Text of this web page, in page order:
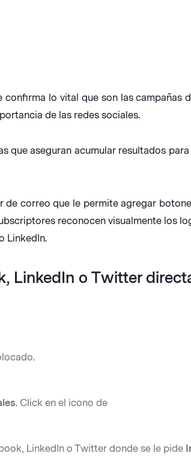
lo vital que son las campañas
de las redes sociales.
que aseguran acumular resultados
de correo que le permite agregar
reconocen visualmente los
LinkedIn.
LinkedIn o Twitter
. Click en el icono de
LinkedIn o Twitter donde se le pide